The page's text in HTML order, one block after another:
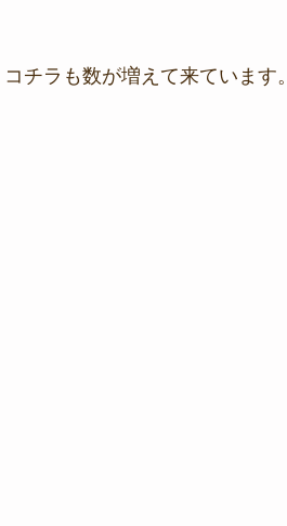
チラも数が増えて来ています。